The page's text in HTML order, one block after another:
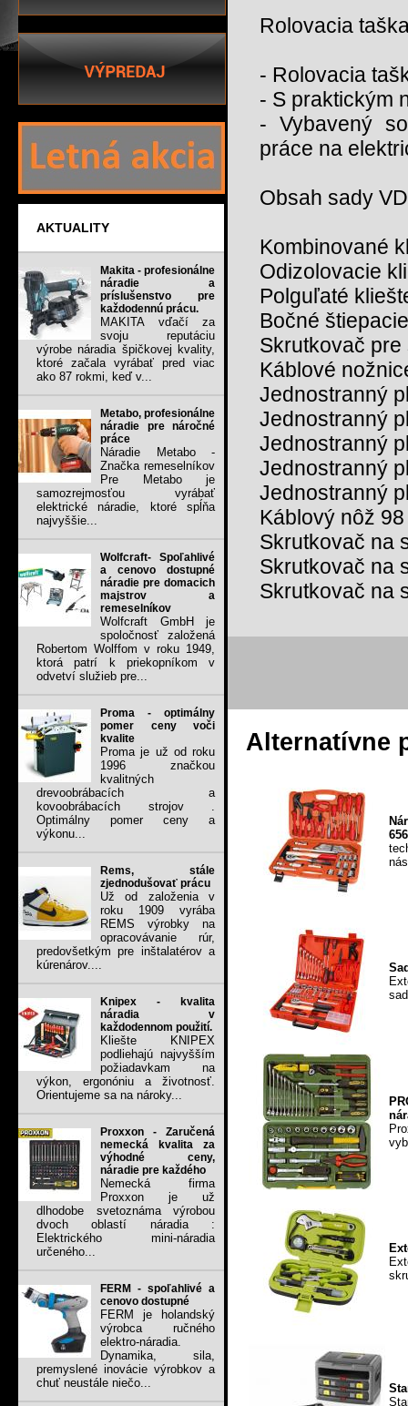
AKTUALITY
Makita - profesionálne
náradie a
príslušenstvo pre
každodennú prácu.
MAKITA vďačí za
svoju reputáciu
výrobe náradia špičkovej kvality,
ktoré začala vyrábať pred viac
ako 87 rokmi, keď v...
Metabo, profesionálne
náradie pre náročné
práce
Náradie Metabo -
Značka remeselníkov
Pre Metabo je
samozrejmosťou vyrábať
elektrické náradie, ktoré spĺňa
najvyššie...
Wolfcraft- Spoľahlivé
a cenovo dostupné
náradie pre domacich
majstrov a
remeselníkov
Wolfcraft GmbH je
spoločnosť založená
Robertom Wolffom v roku 1949,
ktorá patrí k priekopníkom v
odvetví služieb pre...
Proma - optimálny
pomer ceny voči
kvalite
Proma je už od roku
1996 značkou
kvalitných
drevoobrábacích a
kovoobrábacích strojov .
Optimálny pomer ceny a
výkonu...
Rems, stále
zjednodušovať prácu
Už od založenia v
roku 1909 vyrába
REMS výrobky na
opracovávanie rúr,
predovšetkým pre inštalatérov a
kúrenárov....
Knipex - kvalita
náradia v
každodennom použití.
Kliešte KNIPEX
podliehajú najvyšším
požiadavkam na
výkon, ergonóniu a životnosť.
Orientujeme sa na nároky...
Proxxon - Zaručená
nemecká kvalita za
výhodné ceny,
náradie pre každého
Nemecká firma
Proxxon je už
dlhodobe svetoznáma výrobou
dvoch oblastí náradia :
Elektrického mini-náradia
určeného...
FERM - spoľahlivé a
cenovo dostupné
FERM je holandský
výrobca ručného
elektro-náradia.
Dynamika, sila,
premyslené inovácie výrobkov a
chuť neustále niečo...
Rolovacia
- Rolovacia
- S praktickým
- Vybavený
práce na
Obsah sady
Kombinované
Odizolovacie
Polguľaté
Bočné
Skrutkovač
Káblové
Jednostranný
Jednostranný
Jednostranný
Jednostranný
Jednostranný
Káblový nôž
Skrutkovač na
Skrutkovač na
Skrutkovač na
Alternatívne